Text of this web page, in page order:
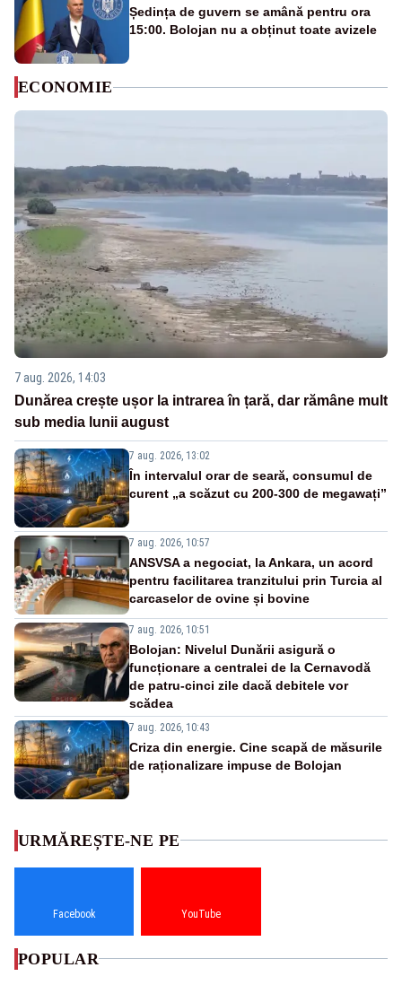
Ședința de guvern se amână pentru ora
15:00. Bolojan nu a obținut toate avizele
ECONOMIE
7 aug. 2026, 14:03
Dunărea crește ușor la intrarea în țară, dar rămâne mult
sub media lunii august
7 aug. 2026, 13:02
În intervalul orar de seară, consumul de
curent „a scăzut cu 200-300 de megawați”
7 aug. 2026, 10:57
ANSVSA a negociat, la Ankara, un acord
pentru facilitarea tranzitului prin Turcia al
carcaselor de ovine și bovine
7 aug. 2026, 10:51
Bolojan: Nivelul Dunării asigură o
funcționare a centralei de la Cernavodă
de patru-cinci zile dacă debitele vor
scădea
7 aug. 2026, 10:43
Criza din energie. Cine scapă de măsurile
de raționalizare impuse de Bolojan
URMĂREȘTE-NE PE
Facebook YouTube
POPULAR